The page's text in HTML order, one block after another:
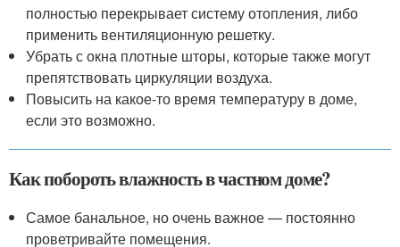
полностью перекрывает систему отопления, либо
применить вентиляционную решетку.
Убрать с окна плотные шторы, которые также могут
препятствовать циркуляции воздуха.
Повысить на какое-то время температуру в доме,
если это возможно.
Как побороть влажность в частном доме?
Самое банальное, но очень важное — постоянно
проветривайте помещения.